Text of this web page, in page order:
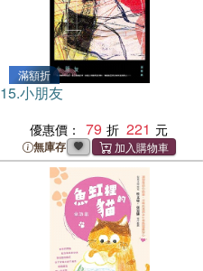
滿額折
15.小朋友
優惠價： 79 221
無庫存